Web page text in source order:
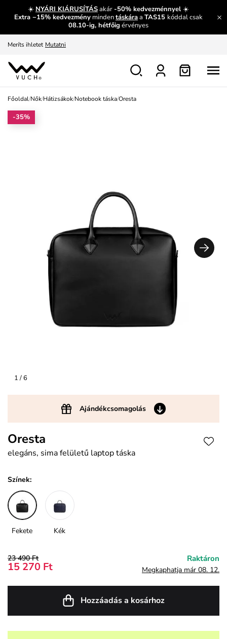
☀️ NYÁRI KIÁRUSÍTÁSakár-50% kedvezménnyel ☀️
Extra −15% kedvezmény mindentáskáraa TAS15 kóddal csak
08.10-ig, hétfőig érvényes
És mi az, amit máshol nem lehet megtudni?
Fedezze fel velünk az újdonságokat. Megtekintés
Meríts ihletet Mutatni
Ingyenes csere és visszaküldés
Főoldal/Nők/Hátizsákok/Notebook táska/Oresta
1/ 6
Ajándékcsomagolás
-35%
Oresta
elegáns, sima felületű laptop táska
Színek:
Fekete Kék
23 490 Ft
15 270 Ft
Raktáron
Megkaphatja már 08. 12.
Hozzáadás a kosárhoz